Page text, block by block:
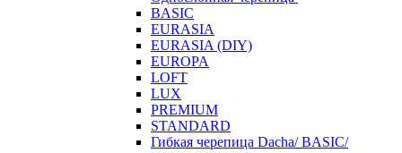
BASIC
EURASIA
EURASIA (DIY)
EUROPA
LOFT
LUX
PREMIUM
STANDARD
Гибкая черепица Dacha/ BASIC/